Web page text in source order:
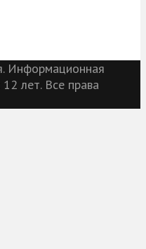
Информационная
лет. Все права